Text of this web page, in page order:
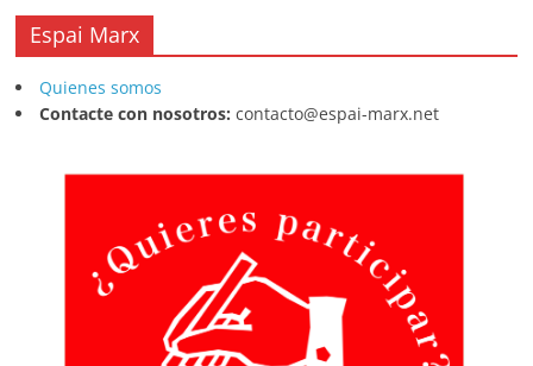
Espai Marx
Quienes somos
Contacte con nosotros: contacto@espai-marx.net